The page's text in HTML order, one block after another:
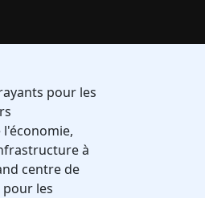
pour les
à
centre de
les